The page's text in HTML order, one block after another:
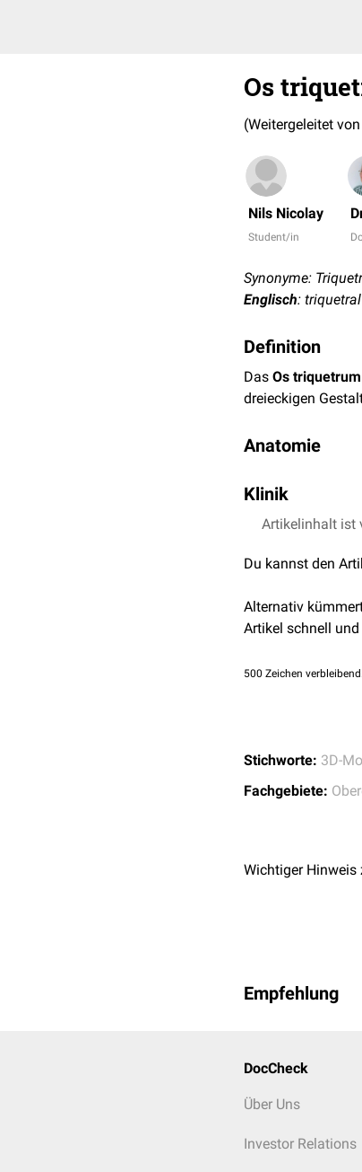
Os
(Weitergeleitet von
Nils Nicolay
Student/in
Synonyme:
Englisch:
Definition
Das Os triquetrum
dreieckigen
Anatomie
lunatum
gelenkiger
radiocarpalis
Klinik
Bei Traumen im
Artikelinhalt ist
Du kannst den
Alternativ
Artikel schnell
500 Zeichen
Stichworte: 3D-
Fachgebiete:
Wichtiger Hinweis
Empfehlung
DocCheck
Über Uns
Investor Relations